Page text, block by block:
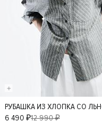
S XS
РУБАШКА ИЗ ХЛОПКА СО
6 490 ₽12 990 ₽